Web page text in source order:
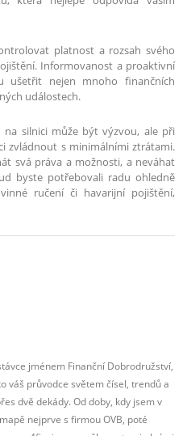
platnost a rozsah svého
Informovanost a proaktivní
nejen mnoho finančních
událostech.
silnici může být výzvou, ale při
zvládnout s minimálními ztrátami.
svá práva a možnosti, a neváhat
byste potřebovali radu ohledně
ručení či havarijní pojištění,
jménem Finanční Dobrodružství,
váš průvodce světem čísel, trendů a
dvě dekády. Od doby, kdy jsem v
nejprve s firmou OVB, poté